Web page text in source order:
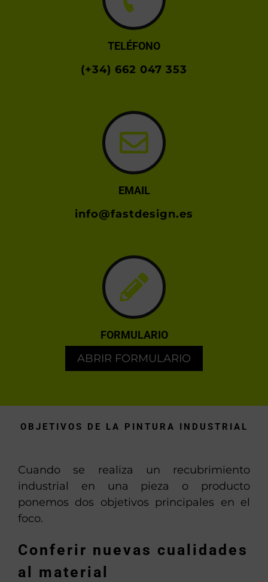
TELÉFONO
(+34) 662 047 353
EMAIL
info@fastdesign.es
FORMULARIO
ABRIR FORMULARIO
OBJETIVOS DE LA PINTURA INDUSTRIAL
Cuando se realiza un recubrimiento
industrial en una pieza o producto
ponemos dos objetivos principales en el
foco.
Conferir nuevas cualidades
al material